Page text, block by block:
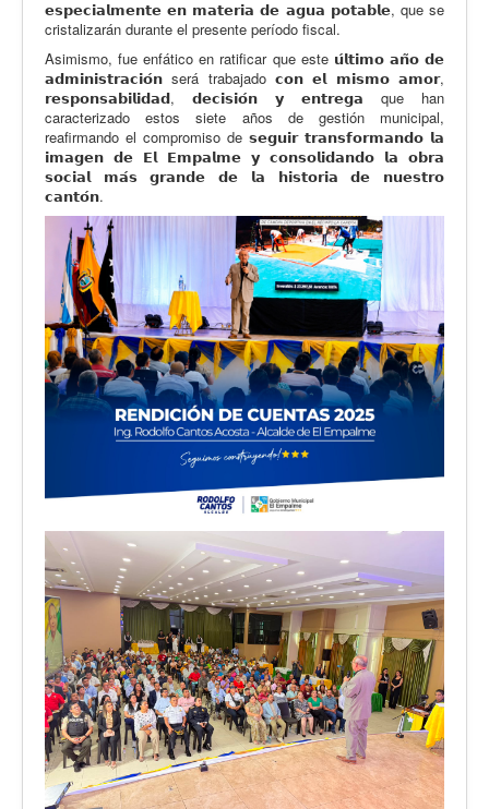
𝗲𝘀𝗽𝗲𝗰𝗶𝗮𝗹𝗺𝗲𝗻𝘁𝗲 𝗲𝗻 𝗺𝗮𝘁𝗲𝗿𝗶𝗮 𝗱𝗲 𝗮𝗴𝘂𝗮 𝗽𝗼𝘁𝗮𝗯𝗹𝗲, que se
cristalizarán durante el presente período fiscal.
Asimismo, fue enfático en ratificar que este 𝘂́𝗹𝘁𝗶𝗺𝗼 𝗮𝗻̃𝗼 𝗱𝗲
𝗮𝗱𝗺𝗶𝗻𝗶𝘀𝘁𝗿𝗮𝗰𝗶𝗼́𝗻 será trabajado 𝗰𝗼𝗻 𝗲𝗹 𝗺𝗶𝘀𝗺𝗼 𝗮𝗺𝗼𝗿,
𝗿𝗲𝘀𝗽𝗼𝗻𝘀𝗮𝗯𝗶𝗹𝗶𝗱𝗮𝗱, 𝗱𝗲𝗰𝗶𝘀𝗶𝗼́𝗻 𝘆 𝗲𝗻𝘁𝗿𝗲𝗴𝗮 que han
caracterizado estos siete años de gestión municipal,
reafirmando el compromiso de 𝘀𝗲𝗴𝘂𝗶𝗿 𝘁𝗿𝗮𝗻𝘀𝗳𝗼𝗿𝗺𝗮𝗻𝗱𝗼 𝗹𝗮
𝗶𝗺𝗮𝗴𝗲𝗻 𝗱𝗲 𝗘𝗹 𝗘𝗺𝗽𝗮𝗹𝗺𝗲 𝘆 𝗰𝗼𝗻𝘀𝗼𝗹𝗶𝗱𝗮𝗻𝗱𝗼 𝗹𝗮 𝗼𝗯𝗿𝗮
𝘀𝗼𝗰𝗶𝗮𝗹 𝗺𝗮́𝘀 𝗴𝗿𝗮𝗻𝗱𝗲 𝗱𝗲 𝗹𝗮 𝗵𝗶𝘀𝘁𝗼𝗿𝗶𝗮 𝗱𝗲 𝗻𝘂𝗲𝘀𝘁𝗿𝗼
𝗰𝗮𝗻𝘁𝗼́𝗻.